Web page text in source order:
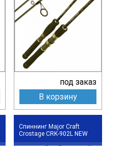
под заказ
В корзину
Спиннинг Major Craft
Crostage CRK-902L NEW